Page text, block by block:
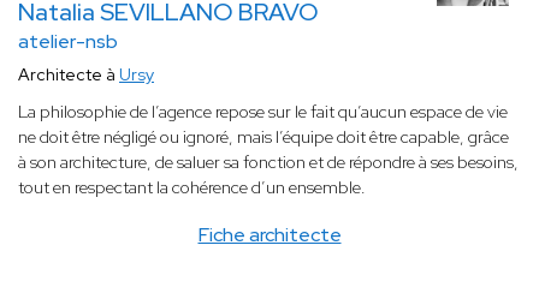
Natalia SEVILLANO BRAVO
atelier-nsb
Fiche architecte
Architecte à Ursy
La philosophie de l’agence repose sur le fait qu’aucun espace de vie
ne doit être négligé ou ignoré, mais l’équipe doit être capable, grâce
à son architecture, de saluer sa fonction et de répondre à ses besoins,
tout en respectant la cohérence d’un ensemble.